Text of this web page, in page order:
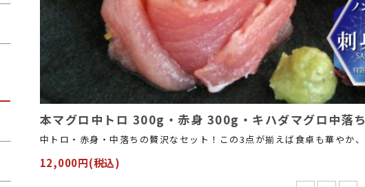
本マグロ中トロ 300g・赤身 300g・キハダマグロ中落
中トロ・赤身・中落ちの贅沢なセット！この3点が揃えば食卓も華やか
12,000円(税込)